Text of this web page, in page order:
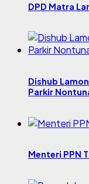
DPD Matra
Dishub
Parkir
Menteri PPN